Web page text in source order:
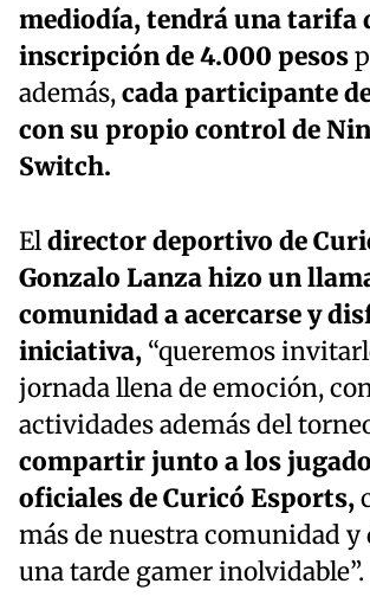
mediodía, tendrá una tarifa
inscripción de 4.000 pesos
además,cada participante
con su propio control de
Switch.
Eldirector deportivo de
Gonzalo Lanza hizo un
comunidad a acercarse y
iniciativa, “queremos
jornada llena de emoción,
actividades además del
compartir junto a los
oficiales de Curicó Esports,
más de nuestra comunidad
una tarde gamer inolvidable”.